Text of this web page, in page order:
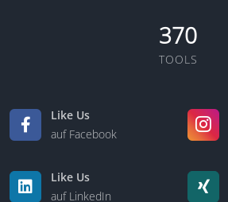
370
TOOLS
Like Us
auf Facebook
Like Us
auf LinkedIn